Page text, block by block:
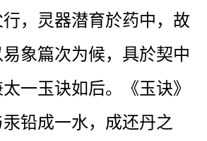
，灵器潜育於药中，故
象篇次为候，具於契中
一玉诀如后。《玉诀》
铅成一水，成还丹之